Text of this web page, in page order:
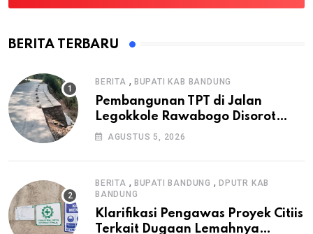
BERITA TERBARU
BERITA , BUPATI KAB BANDUNG
Pembangunan TPT di Jalan
Legokkole Rawabogo Disorot
Warga, Selesai Tanpa Papan
AGUSTUS 5, 2026
BERITA , BUPATI BANDUNG ,DPUTR KAB
BANDUNG
Klarifikasi Pengawas Proyek Citiis
Terkait Dugaan Lemahnya